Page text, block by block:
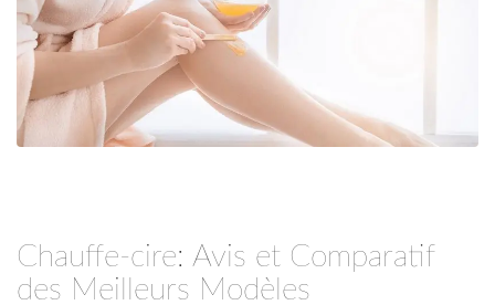
Chauffe-cire: Avis et Comparatif
des Meilleurs Modèles